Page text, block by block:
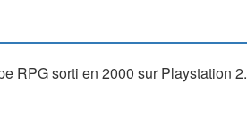
RPG sorti en 2000 sur Playstation 2.